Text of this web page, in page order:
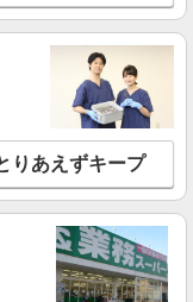
細を見る
部
/実務者研修1400円/介
験により異なる
詳細を見る
りあえずキープ